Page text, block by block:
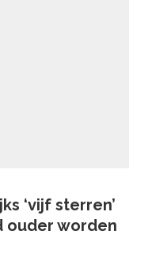
‘vijf sterren’
ouder worden